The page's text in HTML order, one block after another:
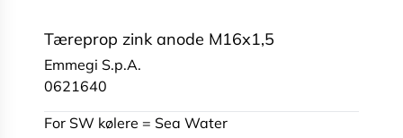
Tæreprop zink anode M16x1,5
Emmegi S.p.A.
0621640
For SW kølere = Sea Water